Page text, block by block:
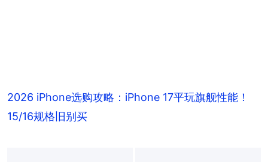
2026 iPhone选购攻略：iPhone 17平玩旗舰性能！
15/16规格旧别买